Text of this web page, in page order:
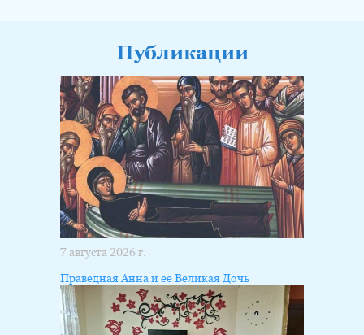
Публикации
7 августа 2026 г.
Праведная Анна и ее Великая Дочь